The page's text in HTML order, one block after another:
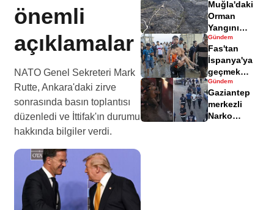
önemli
açıklamalar
NATO Genel Sekreteri Mark
Rutte, Ankara'daki zirve
sonrasında basın toplantısı
düzenledi ve İttifak'ın durumu
hakkında bilgiler verdi.
yaralandı
Muğla'daki
Orman
Yangını
Sonrası
Zarar Gören
Alanlar
Havadisinde
Gündem
Fas'tan
İspanya'ya
geçmek
isteyen
göçmenler
geri döndü
Gündem
Gaziantep
merkezli
Narko